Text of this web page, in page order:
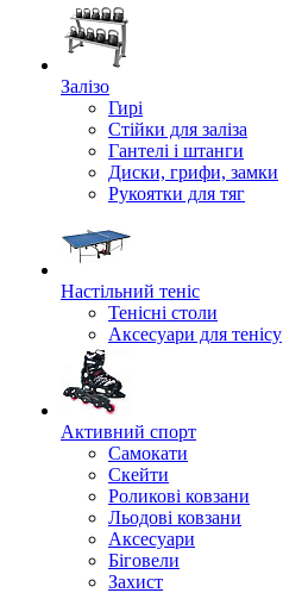
Залізо
Гирі
Стійки для заліза
Гантелі і штанги
Диски, грифи, замки
Рукоятки для тяг
Настільний теніс
Тенісні столи
Аксесуари для тенісу
Активний спорт
Самокати
Скейти
Роликові ковзани
Льодові ковзани
Аксесуари
Біговели
Захист